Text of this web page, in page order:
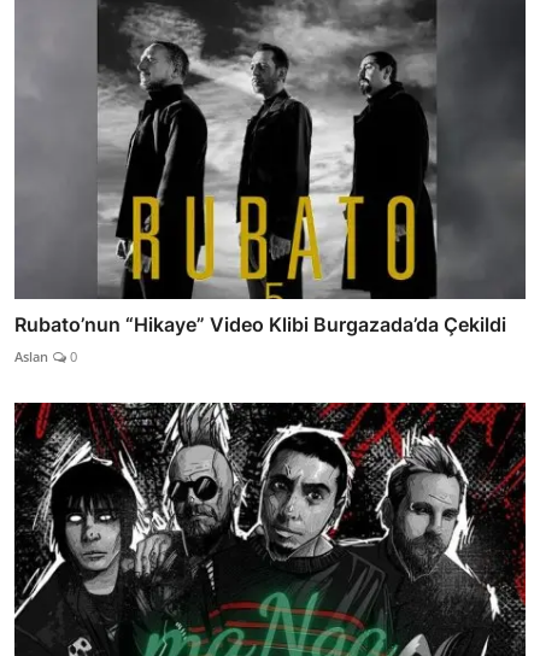
Rubato’nun “Hikaye” Video Klibi Burgazada’da Çekildi
Aslan 0